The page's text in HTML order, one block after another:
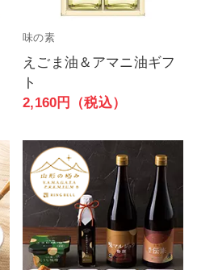
味の素
えごま油＆アマニ油ギフ
ト
2,160円（税込）